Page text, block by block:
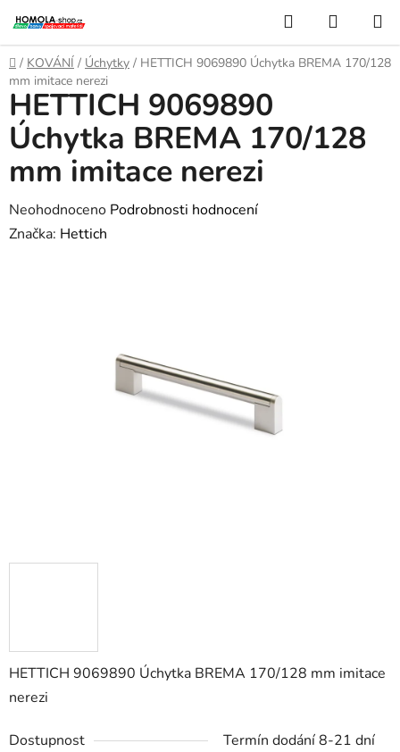
na
obsah
Hledat
KOŠÍK
Domů
/ KOVÁNÍ / Úchytky / HETTICH 9069890 Úchytka BREMA 170/128
mm imitace nerezi
HETTICH 9069890 Úchytka BREMA 170/128 mm imitace
nerezi
Dostupnost Termín dodání 8-21 dní
HETTICH 9069890
Úchytka BREMA 170/128
mm imitace nerezi
Průměrné
hodnocení
Neohodnoceno Podrobnosti hodnocení
Značka: Hettich